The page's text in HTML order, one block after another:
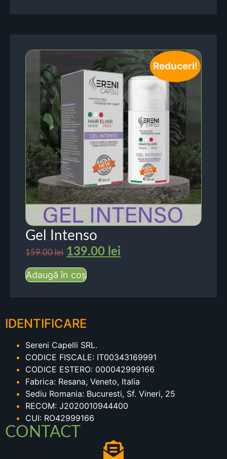
Reduceri!
Gel Intenso
159.00lei 139.00 lei
Adaugă în coș
IDENTIFICARE
Sereni Capelli SRL.
CODICE FISCALE: IT00343169991
CODICE ESTERO: 000042999166
Fabrica: Resana, Veneto, Italia
Sediu Romania: Bucuresti, Sf. Vineri, 25
RECOM: J2020010944400
CUI: RO42999166
CONTACT